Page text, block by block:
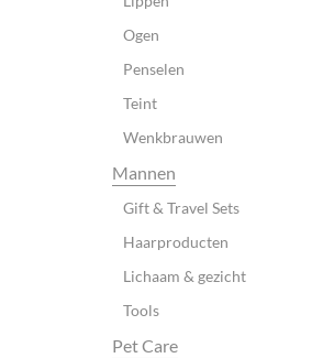
Ogen
Penselen
Teint
Wenkbrauwen
Mannen
Gift & Travel Sets
Haarproducten
Lichaam & gezicht
Tools
Pet Care